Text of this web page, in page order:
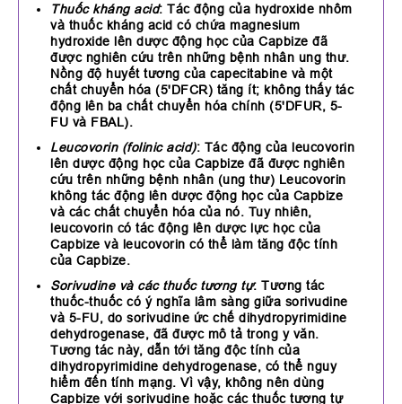
Thuốc kháng acid: Tác động của hydroxide nhôm
và thuốc kháng acid có chứa magnesium
hydroxide lên dược động học của Capbize đã
được nghiên cứu trên những bệnh nhân ung thư.
Nồng độ huyết tương của capecitabine và một
chất chuyển hóa (5'DFCR) tăng ít; không thấy tác
động lên ba chất chuyển hóa chính (5'DFUR, 5-
FU và FBAL).
Leucovorin (folinic acid): Tác động của leucovorin
lên dược động học của Capbize đã được nghiên
cứu trên những bệnh nhân (ung thư) Leucovorin
không tác động lên dược động học của Capbize
và các chất chuyển hóa của nó. Tuy nhiên,
leucovorin có tác động lên dược lực học của
Capbize và leucovorin có thể làm tăng độc tính
của Capbize.
Sorivudine và các thuốc tương tự: Tương tác
thuốc-thuốc có ý nghĩa lâm sàng giữa sorivudine
và 5-FU, do sorivudine ức chế dihydropyrimidine
dehydrogenase, đã được mô tả trong y văn.
Tương tác này, dẫn tới tăng độc tính của
dihydropyrimidine dehydrogenase, có thể nguy
hiểm đến tính mạng. Vì vậy, không nên dùng
Capbize với sorivudine hoặc các thuốc tương tự